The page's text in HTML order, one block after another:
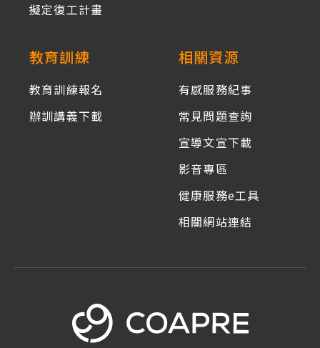
擬定復工計畫
教育訓練
教育訓練報名
辦訓講義下載
相關資源
有感服務紀事
常見問題查詢
宣導文宣下載
影音專區
健康服務e工具
相關網站連結